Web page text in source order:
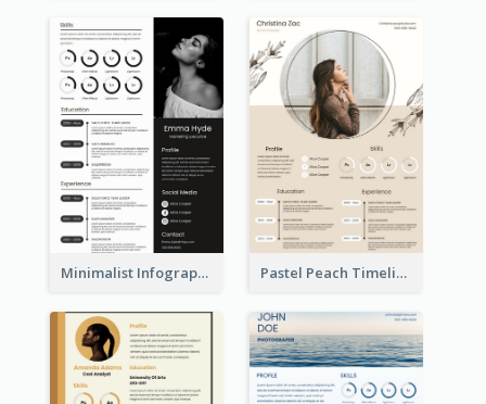
Minimalist Infographic Resume Pastel Peach Timeline Resume